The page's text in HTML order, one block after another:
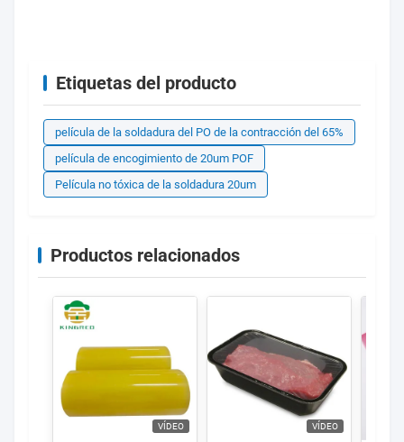
Etiquetas del producto
película de la soldadura del PO de la contracción del 65%
película de encogimiento de 20um POF
Película no tóxica de la soldadura 20um
Productos relacionados
VÍDEO VÍDEO